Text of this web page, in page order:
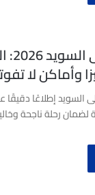
قبل
وأماكن لا
إطلاعًا دقيقًا
لضمان رحلة ناجحة